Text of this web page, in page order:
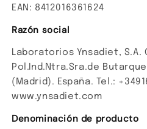
EAN: 8412016361624
Razón social
Laboratorios Ynsadiet, S.A.
Pol.Ind.Ntra.Sra.de
(Madrid). España. Tel.:
www.ynsadiet.com
Denominación de producto